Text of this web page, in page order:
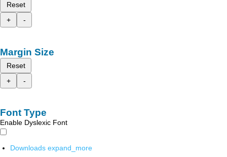
Reset
+
-
Margin Size
Reset
+
-
Font Type
Enable Dyslexic Font
Downloads expand_more